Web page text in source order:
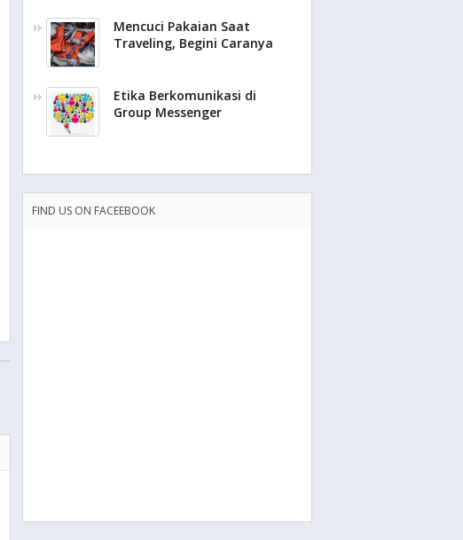
Mencuci Pakaian Saat
Traveling, Begini Caranya
Etika Berkomunikasi di
Group Messenger
FIND US ON FACEEBOOK